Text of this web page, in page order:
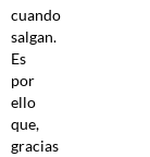
cuando
salgan.
Es
por
ello
que,
gracias